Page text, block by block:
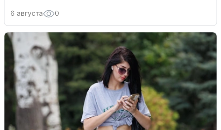
6 августа 0